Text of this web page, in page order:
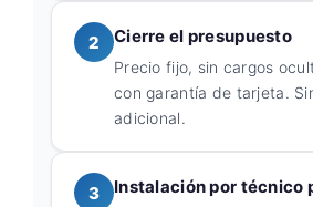
2 Cierre el presupuesto
Precio fijo, sin cargos
con garantía de tarjeta.
adicional.
3 Instalación por técnico